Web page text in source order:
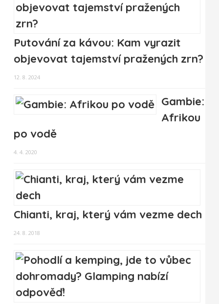
Putování za kávou: Kam vyrazit
objevovat tajemství pražených zrn?
12. 8. 2024
Gambie:
Afrikou
po vodě
4. 4. 2020
Chianti, kraj, který vám vezme dech
24. 8. 2018